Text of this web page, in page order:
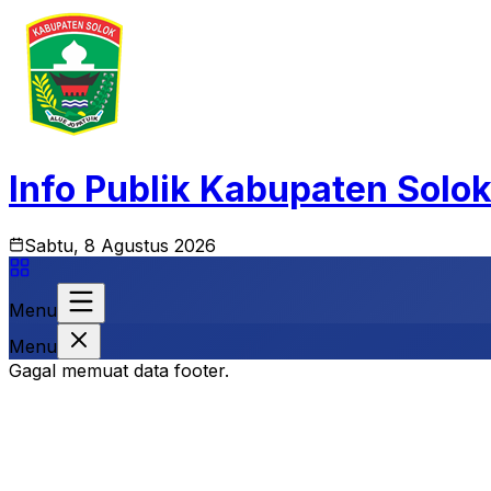
Info Publik Kabupaten Solok
Sabtu, 8 Agustus 2026
Menu
Menu
Gagal memuat data footer.